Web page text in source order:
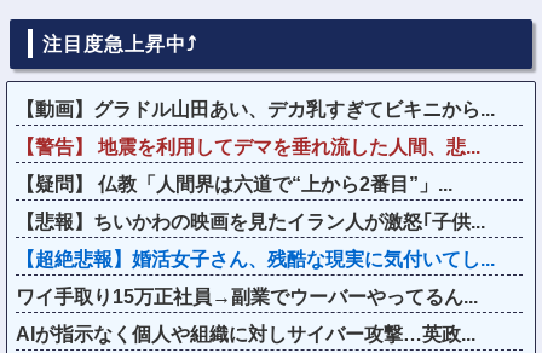
注目度急上昇中⤴
【動画】グラドル山田あい、デカ乳すぎてビキニから...
【警告】 地震を利用してデマを垂れ流した人間、悲...
【疑問】 仏教「人間界は六道で“上から2番目”」...
【悲報】ちいかわの映画を見たイラン人が激怒｢子供...
【超絶悲報】婚活女子さん、残酷な現実に気付いてし...
ワイ手取り15万正社員→副業でウーバーやってるん...
AIが指示なく個人や組織に対しサイバー攻撃…英政...